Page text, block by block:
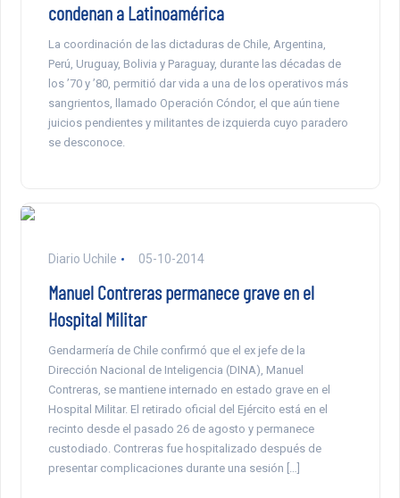
condenan a Latinoamérica
La coordinación de las dictaduras de Chile, Argentina,
Perú, Uruguay, Bolivia y Paraguay, durante las décadas de
los ’70 y ’80, permitió dar vida a una de los operativos más
sangrientos, llamado Operación Cóndor, el que aún tiene
juicios pendientes y militantes de izquierda cuyo paradero
se desconoce.
Diario Uchile 05-10-2014
Manuel Contreras permanece grave en el
Hospital Militar
Gendarmería de Chile confirmó que el ex jefe de la
Dirección Nacional de Inteligencia (DINA), Manuel
Contreras, se mantiene internado en estado grave en el
Hospital Militar. El retirado oficial del Ejército está en el
recinto desde el pasado 26 de agosto y permanece
custodiado. Contreras fue hospitalizado después de
presentar complicaciones durante una sesión […]